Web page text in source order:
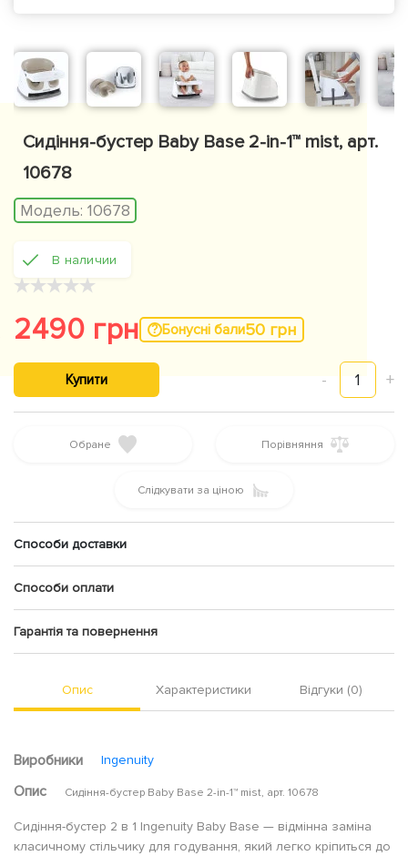
Сидіння-бустер Baby Base 2-in-1™ mist, арт.
10678
Модель: 10678
В наличии
★★★★★
2490 грн Бонусні бали50 грн
- 1 +
Купити
Обране Порівняння
Слідкувати за ціною
Способи доставки
Способи оплати
Гарантія та повернення
Опис Характеристики Відгуки (0)
Виробники Ingenuity
Опис Сидіння-бустер Baby Base 2-in-1™ mist, арт. 10678
Сидіння-бустер 2 в 1 Ingenuity Baby Base — відмінна заміна
класичному стільчику для годування, який легко кріпиться до